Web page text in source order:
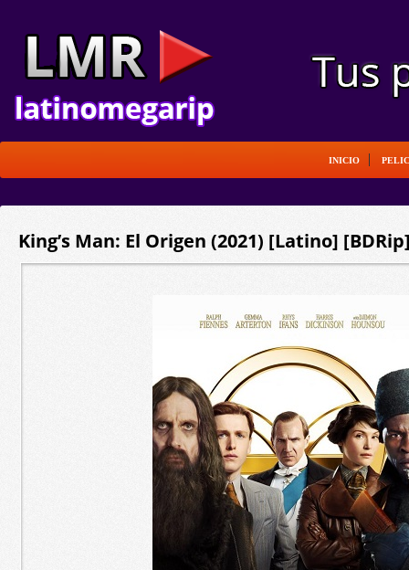
INICIO
King’s Man: El Origen (2021) [Latino]